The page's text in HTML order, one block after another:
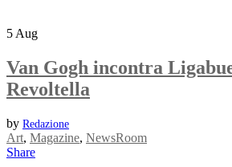
5 Aug
Van Gogh incontra
Revoltella
by Redazione
Art, Magazine, NewsRoom
Share